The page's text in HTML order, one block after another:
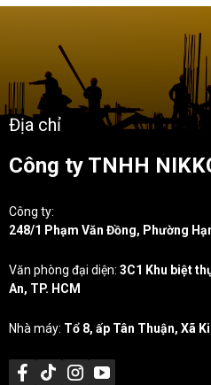
Địa chỉ
Công ty TNHH
Công ty:
248/1 Phạm Văn Đồng, Phường
Văn phòng đại diện: 3C1 Khu biệt
An, TP. HCM
Nhà máy: Tổ 8, ấp Tân Thuận, Xã